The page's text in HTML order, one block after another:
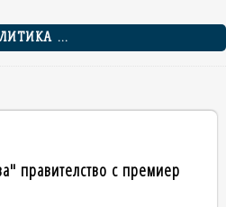
...
правителство с премиер